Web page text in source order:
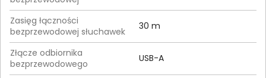
Zasięg łączności
bezprzewodowej słuchawek
30 m
Złącze odbiornika
bezprzewodowego
USB-A